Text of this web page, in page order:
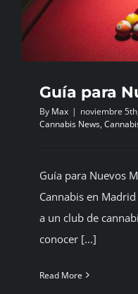
HAZTE SOCIO
TESTIMONIOS
CONTACTAR
Español
Guía para
By Max | noviembre
Cannabis News,
Guía para Nuevos
Cannabis en
a un club de
conocer [...]
Read More